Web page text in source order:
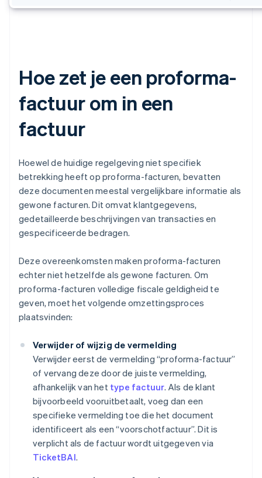
Hoe zet je een proforma-
factuur om in een
factuur
Hoewel de huidige regelgeving niet specifiek
betrekking heeft op proforma-facturen, bevatten
deze documenten meestal vergelijkbare informatie als
gewone facturen. Dit omvat klantgegevens,
gedetailleerde beschrijvingen van transacties en
gespecificeerde bedragen.
Deze overeenkomsten maken proforma-facturen
echter niet hetzelfde als gewone facturen. Om
proforma-facturen volledige fiscale geldigheid te
geven, moet het volgende omzettingsproces
plaatsvinden:
Verwijder of wijzig de vermelding
Verwijder eerst de vermelding “proforma-factuur”
of vervang deze door de juiste vermelding,
afhankelijk van het type factuur. Als de klant
bijvoorbeeld vooruitbetaalt, voeg dan een
specifieke vermelding toe die het document
identificeert als een “voorschotfactuur”. Dit is
verplicht als de factuur wordt uitgegeven via
TicketBAI.